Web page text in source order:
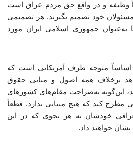
وظیفه و در واقع حق مردم عراق است
خود تصمیم بگیرند. هر تصمیمی
به‌عنوان جمهوری اسلامی ایران مورد
متوجه طرف آمریکایی است که
برخلاف همه اصول و مبانی حقوق
این‌گونه به‌صراحت مقام‌های کشورهای
مطرح کند که هیچ مبنایی ندارد. قطعاً
خودشان به هر نحوی که در این
خواهند داد.